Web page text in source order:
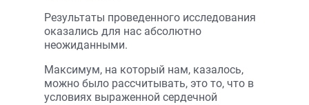
Результаты проведенного исследования
оказались для нас абсолютно
неожиданными.
Максимум, на который нам, казалось,
можно было рассчитывать, это то, что в
условиях выраженной сердечной